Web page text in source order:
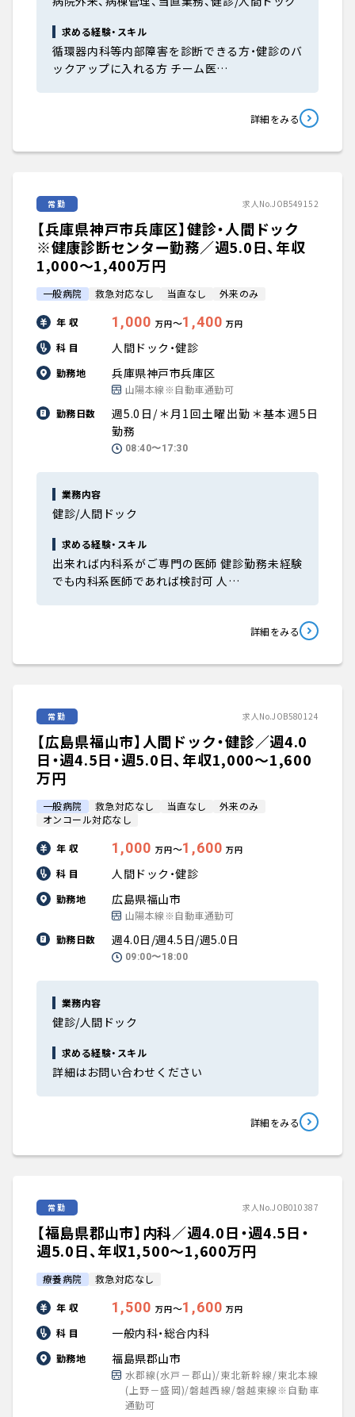
求める経験・スキル
循環器内科等内部障害を診断できる方・健診のバ
ックアップに入れる方 チーム医…
詳細をみる
常勤 求人No.JOB549152
【兵庫県神戸市兵庫区】健診・人間ドック
※健康診断センター勤務／週5.0日、年収
1,000〜1,400万円
一般病院 救急対応なし 当直なし 外来のみ
年 収 1,000 万円〜1,400 万円
科 目 人間ドック・健診
勤務地 兵庫県神戸市兵庫区
山陽本線※自動車通勤可
勤務日数
週5.0日/＊月1回土曜出勤＊基本週5日
勤務
08:40〜17:30
業務内容
健診/人間ドック
求める経験・スキル
出来れば内科系がご専門の医師 健診勤務未経験
でも内科系医師であれば検討可 人…
詳細をみる
常勤 求人No.JOB580124
【広島県福山市】人間ドック・健診／週4.0
日・週4.5日・週5.0日、年収1,000〜1,600
万円
一般病院 救急対応なし 当直なし
外来のみ
オンコール対応なし
年 収 1,000 万円〜1,600 万円
科 目 人間ドック・健診
勤務地 広島県福山市
山陽本線※自動車通勤可
勤務日数
週4.0日/週4.5日/週5.0日
09:00〜18:00
業務内容
健診/人間ドック
求める経験・スキル
詳細はお問い合わせください
詳細をみる
常勤 求人No.JOB010387
【福島県郡山市】内科／週4.0日・週4.5日・
週5.0日、年収1,500〜1,600万円
療養病院 救急対応なし
年 収 1,500 万円〜1,600 万円
科 目 一般内科・総合内科
勤務地 福島県郡山市
水郡線(水戸－郡山)/東北新幹線/東北本線
(上野－盛岡)/磐越西線/磐越東線※自動車
通勤可